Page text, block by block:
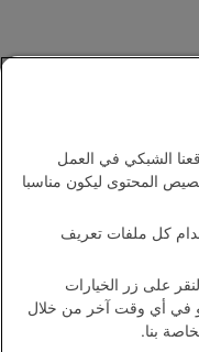
الشبكي في العمل
المحتوى ليكون مناسبا
كل ملفات تعريف
على زر الخيارات
أو في أي وقت آخر من خلال
بنا.